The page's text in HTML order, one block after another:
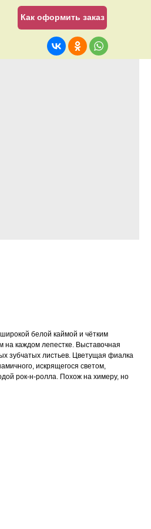
Как оформить заказ
белой каймой и чётким
каждом лепестке. Выставочная
зубчатых листьев. Цветущая фиалка
искрящегося светом,
рок-н-ролла. Похож на химеру, но